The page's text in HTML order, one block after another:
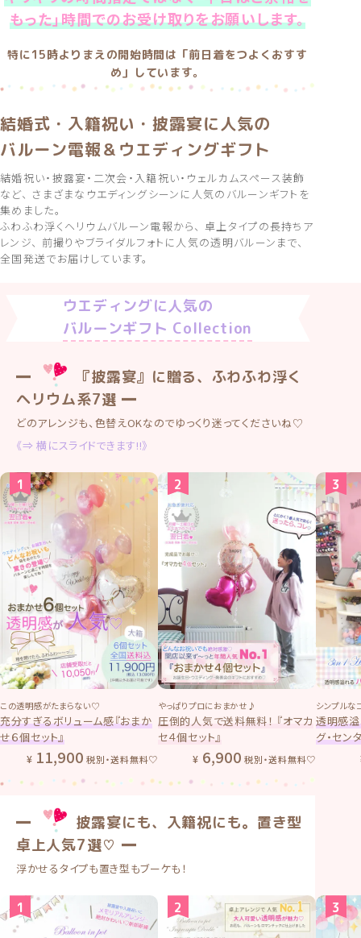
もった」時間でのお受け取りをお願いします。
特に15時よりまえの開始時間は「前日着をつよくおすす
め」しています。
結婚式・入籍祝い・披露宴に人気の
バルーン電報＆ウエディングギフト
結婚祝い・披露宴・二次会・入籍祝い・ウェルカムスペース装飾
など、 さまざまなウエディングシーンに人気のバルーンギフトを
集めました。
ふわふわ浮くヘリウムバルーン電報から、 卓上タイプの長持ちア
レンジ、 前撮りやブライダルフォトに人気の透明バルーンまで、
全国発送でお届けしています。
ウエディングに人気の
バルーンギフト Collection
━
『披露宴』に贈る、ふわふわ浮く
ヘリウム系7選 ━
どのアレンジも、色替えOKなのでゆっくり迷ってくださいね♡
《⇒ 横にスライドできます!!》
この透明感がたまらない♡
充分すぎるボリューム感『おまか
せ６個セット』
11,900 税別・送料無料♡
やっぱりプロにおまかせ♪
圧倒的人気で送料無料！ 『オマカ
セ４個セット』
6,900 税別・送料無料♡
シンプルな
透明感溢
グ・セン
━
披露宴にも、入籍祝にも。置き型
卓上人気7選♡ ━
浮かせるタイプも置き型もブーケも！